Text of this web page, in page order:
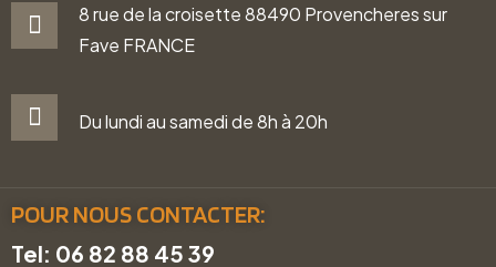
8 rue de la croisette 88490 Provencheres sur
Fave FRANCE
Du lundi au samedi de 8h à 20h
POUR NOUS CONTACTER:
Tel: 06 82 88 45 39